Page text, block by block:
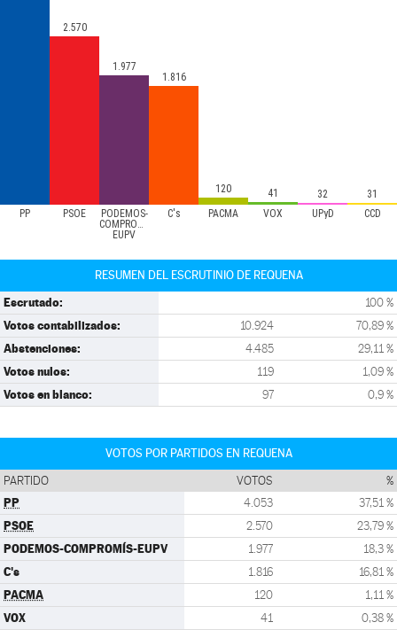
PP PSOE
PODEMOS-
COMPROMÍS-
EUPV
C's PACMA VOX UPyD CCD
2.570
1.977
1.816
120 41 32 31
RESUMEN DEL ESCRUTINIO DE REQUENA
Escrutado: 100 %
Votos contabilizados: 10.924 70,89 %
Abstenciones: 4.485 29,11 %
Votos nulos: 119 1,09 %
Votos en blanco: 97 0,9 %
VOTOS POR PARTIDOS EN REQUENA
PARTIDO VOTOS %
PP 4.053 37,51 %
PSOE 2.570 23,79 %
PODEMOS-COMPROMÍS-EUPV 1.977 18,3 %
C's 1.816 16,81 %
PACMA 120 1,11 %
VOX 41 0,38 %